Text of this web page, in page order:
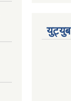
युट्युब